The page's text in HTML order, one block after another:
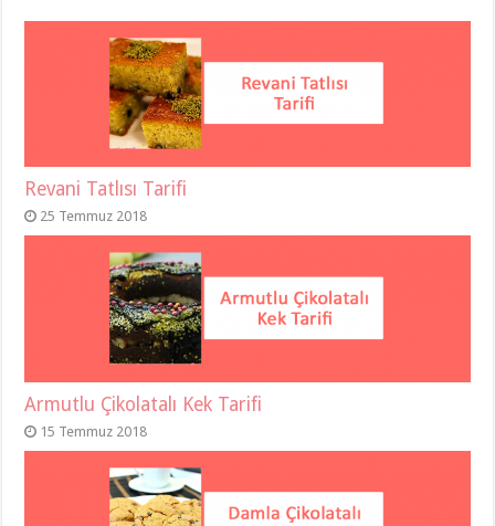
Revani Tatlısı Tarifi
25 Temmuz 2018
Armutlu Çikolatalı Kek Tarifi
15 Temmuz 2018